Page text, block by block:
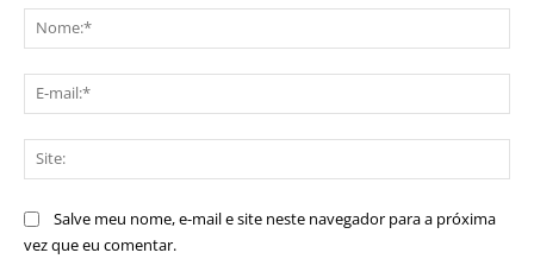
Salve meu nome, e-mail e site neste navegador para a próxima
vez que eu comentar.